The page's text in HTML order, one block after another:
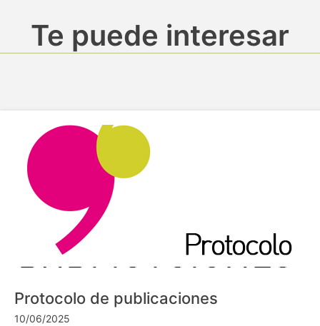
Te puede interesar
Protocolo de publicaciones
10/06/2025